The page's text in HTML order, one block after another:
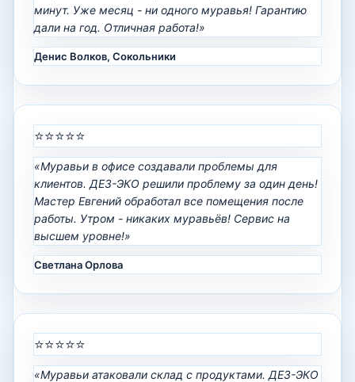
минут. Уже месяц - ни одного муравья! Гарантию
дали на год. Отличная работа!»
Денис Волков, Сокольники
⭐⭐⭐⭐⭐
«Муравьи в офисе создавали проблемы для
клиентов. ДЕЗ-ЭКО решили проблему за один день!
Мастер Евгений обработал все помещения после
работы. Утром - никаких муравьёв! Сервис на
высшем уровне!»
Светлана Орлова
⭐⭐⭐⭐⭐
«Муравьи атаковали склад с продуктами. ДЕЗ-ЭКО